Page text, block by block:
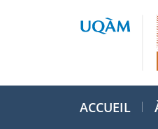
ACCUEIL